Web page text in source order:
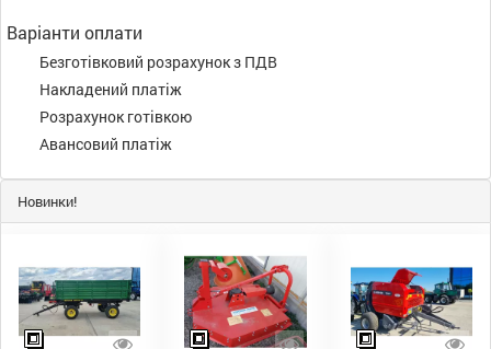
Варіанти оплати
Безготівковий розрахунок з ПДВ
Накладений платіж
Розрахунок готівкою
Авансовий платіж
Новинки!